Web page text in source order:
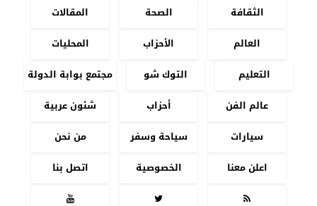
الثقافة
الصحة
المقالات
العالم
الأحزاب
المحليات
التعليم
التوك شو
مجتمع بوابة الدولة
عالم الفن
أحزاب
شئون عربية
سيارات
سياحة وسفر
من نحن
اعلن معنا
الخصوصية
اتصل بنا


